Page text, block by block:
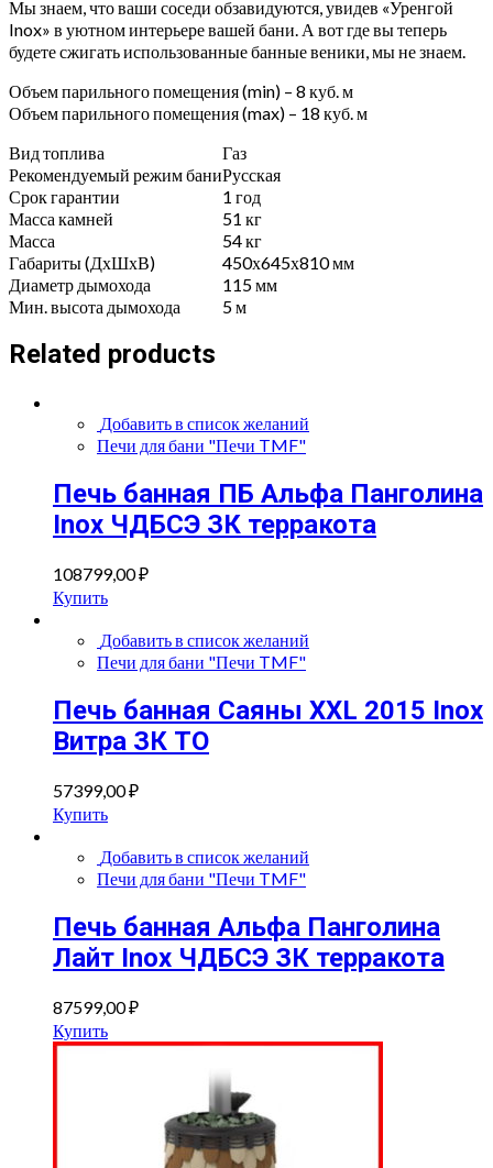
Мы знаем, что ваши соседи обзавидуются, увидев «Уренгой
Inox» в уютном интерьере вашей бани. А вот где вы теперь
будете сжигать использованные банные веники, мы не знаем.
Объем парильного помещения (min) – 8 куб. м
Объем парильного помещения (max) – 18 куб. м
Вид топлива
Газ
Рекомендуемый режим баниРусская
Срок гарантии
1 год
Масса камней
51 кг
Масса
54 кг
Габариты (ДхШхВ)
450х645х810 мм
Диаметр дымохода
115 мм
Мин. высота дымохода
5 м
Related products
Добавить в список желаний
Печи для бани "Печи TMF"
Печь банная ПБ Альфа Панголина
Inox ЧДБСЭ ЗК терракота
108799,00₽
Купить
Добавить в список желаний
Печи для бани "Печи TMF"
Печь банная Саяны XXL 2015 Inox
Витра ЗК ТО
57399,00₽
Купить
Добавить в список желаний
Печи для бани "Печи TMF"
Печь банная Альфа Панголина
Лайт Inox ЧДБСЭ ЗК терракота
87599,00₽
Купить